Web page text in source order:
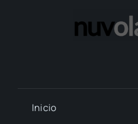
Inicio